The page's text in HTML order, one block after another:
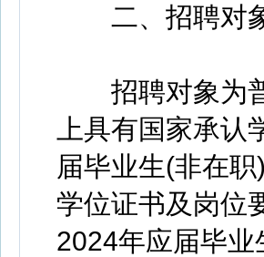
二、招聘对
招聘对象为普
上具有国家承
届毕业生(非在
学位证书及岗位
2024年应届毕